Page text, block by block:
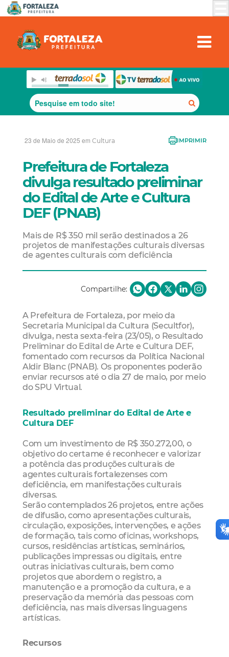
23 de Maio de 2025 em Cultura IMPRIMIR
Prefeitura de Fortaleza
divulga resultado preliminar
do Edital de Arte e Cultura
DEF (PNAB)
Mais de R$ 350 mil serão destinados a 26
projetos de manifestações culturais diversas
de agentes culturais com deficiência
Compartilhe:
A Prefeitura de Fortaleza, por meio da
Secretaria Municipal da Cultura (Secultfor),
divulga, nesta sexta-feira (23/05), o Resultado
Preliminar do Edital de Arte e Cultura DEF,
fomentado com recursos da Política Nacional
Aldir Blanc (PNAB). Os proponentes poderão
enviar recursos até o dia 27 de maio, por meio
do SPU Virtual.
Resultado preliminar do Edital de Arte e
Cultura DEF
Com um investimento de R$ 350.272,00, o
objetivo do certame é reconhecer e valorizar
a potência das produções culturais de
agentes culturais fortalezenses com
deficiência, em manifestações culturais
diversas.
Serão contemplados 26 projetos, entre ações
de difusão, como apresentações culturais,
circulação, exposições, intervenções, e ações
de formação, tais como oficinas, workshops,
cursos, residências artísticas, seminários,
publicações impressas ou digitais, entre
outras iniciativas culturais, bem como
projetos que abordem o registro, a
manutenção e a promoção da cultura, e a
preservação da memória das pessoas com
deficiência, nas mais diversas linguagens
artísticas.
Recursos